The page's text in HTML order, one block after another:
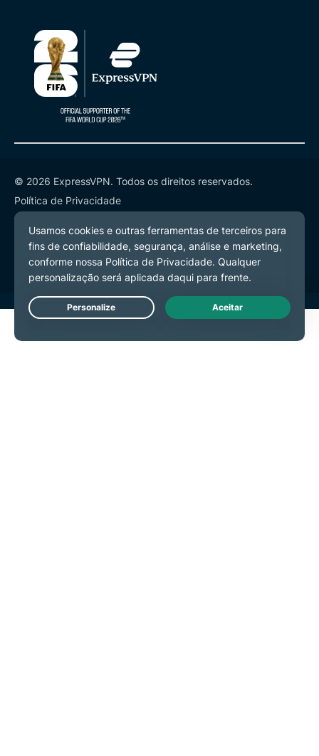
© 2026 ExpressVPN. Todos os direitos reservados.
Política de Privacidade
Termos de Serviço
Preferências de Cookies
Live Chat